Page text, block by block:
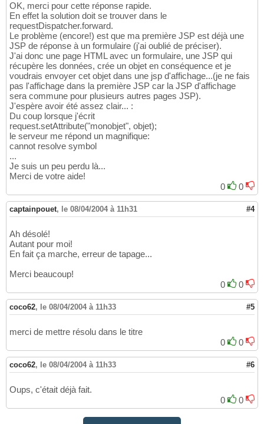
OK, merci pour cette réponse rapide.
En effet la solution doit se trouver dans le
requestDispatcher.forward.
Le problème (encore!) est que ma première JSP est déjà une
JSP de réponse à un formulaire (j'ai oublié de préciser).
J'ai donc une page HTML avec un formulaire, une JSP qui
récupère les données, crée un objet en conséquence et je
voudrais envoyer cet objet dans une jsp d'affichage...(je ne fais
pas l'affichage dans la première JSP car la JSP d'affichage
sera commune pour plusieurs autres pages JSP).
J'espère avoir été assez clair... :
Du coup lorsque j'écrit
request.setAttribute("monobjet", objet);
le serveur me répond un magnifique:
cannot resolve symbol
...
Je suis un peu perdu là...
Merci de votre aide!
0
0
captainpouet, le 08/04/2004 à 11h31 #4
Ah désolé!
Autant pour moi!
En fait ça marche, erreur de tapage...
Merci beaucoup!
0
0
coco62, le 08/04/2004 à 11h33 #5
merci de mettre résolu dans le titre
0
0
coco62, le 08/04/2004 à 11h33 #6
Oups, c'était déjà fait.
0
0